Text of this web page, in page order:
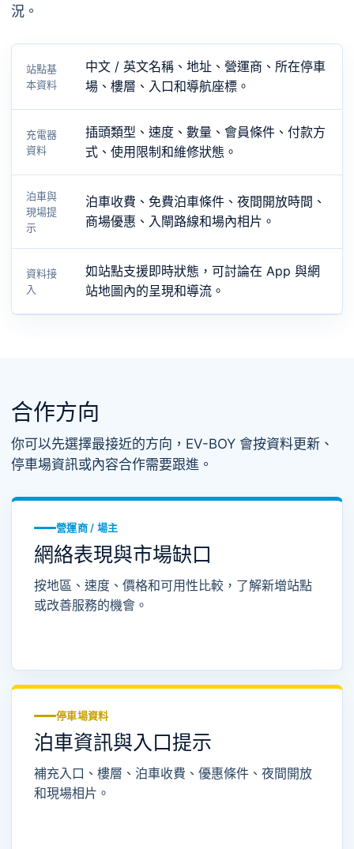
況。
站點基
本資料
中文 / 英文名稱、地址、營運商、所在停車
場、樓層、入口和導航座標。
充電器
資料
插頭類型、速度、數量、會員條件、付款方
式、使用限制和維修狀態。
泊車與
現場提
示
泊車收費、免費泊車條件、夜間開放時間、
商場優惠、入閘路線和場內相片。
資料接
入
如站點支援即時狀態，可討論在 App 與網
站地圖內的呈現和導流。
合作方向
你可以先選擇最接近的方向，EV-BOY 會按資料更新、
停車場資訊或內容合作需要跟進。
營運商 / 場主
網絡表現與市場缺口
按地區、速度、價格和可用性比較，了解新增站點
或改善服務的機會。
停車場資料
泊車資訊與入口提示
補充入口、樓層、泊車收費、優惠條件、夜間開放
和現場相片。